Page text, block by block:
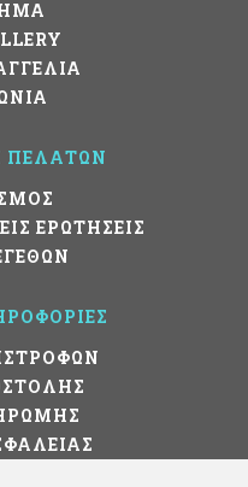
ΠΕΛΑΤΩΝ
ΕΡΩΤΗΣΕΙΣ